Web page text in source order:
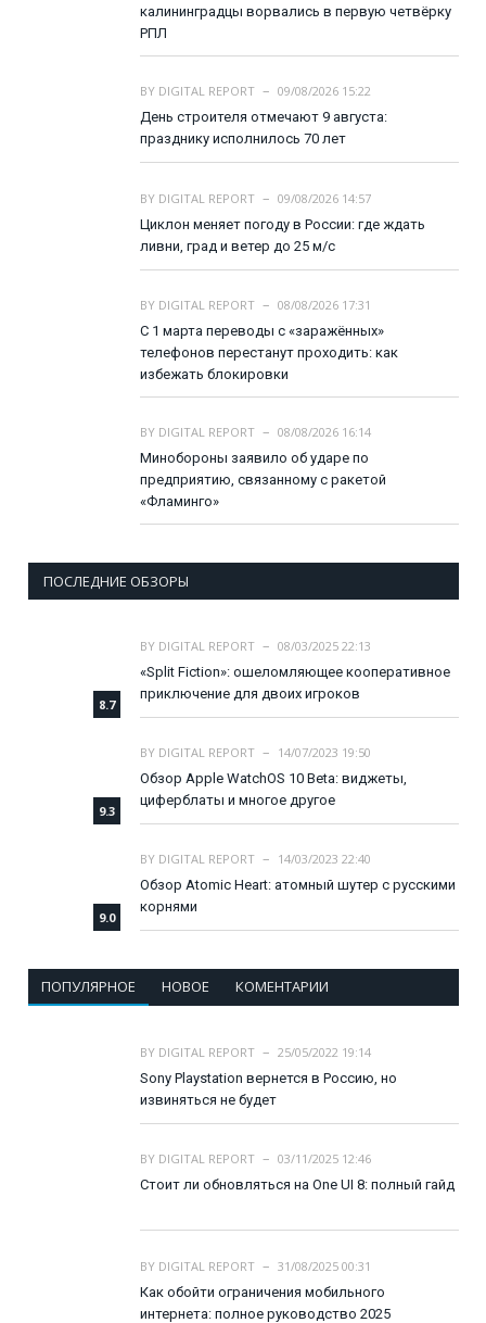
калининградцы ворвались в первую четвёрку
РПЛ
BY DIGITAL REPORT
09/08/2026 15:22
День строителя отмечают 9 августа:
празднику исполнилось 70 лет
BY DIGITAL REPORT
09/08/2026 14:57
Циклон меняет погоду в России: где ждать
ливни, град и ветер до 25 м/с
BY DIGITAL REPORT
08/08/2026 17:31
С 1 марта переводы с «заражённых»
телефонов перестанут проходить: как
избежать блокировки
BY DIGITAL REPORT
08/08/2026 16:14
Минобороны заявило об ударе по
предприятию, связанному с ракетой
«Фламинго»
ПОСЛЕДНИЕ ОБЗОРЫ
8.7
BY DIGITAL REPORT
08/03/2025 22:13
«Split Fiction»: ошеломляющее кооперативное
приключение для двоих игроков
9.3
BY DIGITAL REPORT
14/07/2023 19:50
Обзор Apple WatchOS 10 Beta: виджеты,
циферблаты и многое другое
9.0
BY DIGITAL REPORT
14/03/2023 22:40
Обзор Atomic Heart: атомный шутер с русскими
корнями
ПОПУЛЯРНОЕ НОВОЕ КОМЕНТАРИИ
BY DIGITAL REPORT
25/05/2022 19:14
Sony Playstation вернется в Россию, но
извиняться не будет
BY DIGITAL REPORT
03/11/2025 12:46
Стоит ли обновляться на One UI 8: полный гайд
BY DIGITAL REPORT
31/08/2025 00:31
Как обойти ограничения мобильного
интернета: полное руководство 2025